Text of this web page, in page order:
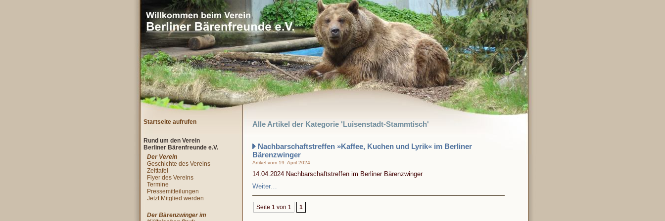
Alle Artikel der Kategorie 'Luisenstadt-Stammtisch'
Nachbarschaftstreffen »Kaffee, Kuchen und Lyrik« im Berliner
Bärenzwinger
Artikel vom 19. April 2024
14.04.2024 Nachbarschaftstreffen im Berliner Bärenzwinger
Weiter…
Seite 1 von 1 1
Startseite aufrufen
Rund um den Verein
Berliner Bärenfreunde e.V.
Der Verein
Geschichte des Vereins
Zeittafel
Flyer des Vereins
Termine
Pressemitteilungen
Jetzt Mitglied werden
Der Bärenzwinger im